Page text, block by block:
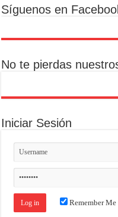
Síguenos en
No te pierdas
Iniciar Sesión
Remember Me